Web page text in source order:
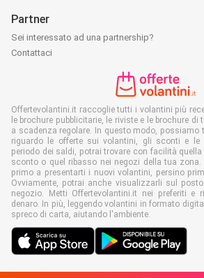
Partner
Sei interessato ad una partnership?
Contattaci
Offertevolantini.it raccoglie tutti i volantini più
le brochure pubblicitarie, le riviste e le brochure
a scadenza regolare. In questo modo, possiamo
riguardo le offerte sui volantini, gli sconti e le
periodo dei saldi, potrai trovare con facilità
sconto o quel ribasso nei negozi della tua
primo a presentarti i nuovi volantini, persino
Ovviamente, potrai anche visualizzarli sul
negozio. Metti Offertevolantini.it nei preferiti e
denaro. In più, leggendo volantini in formato
spreco di carta, aiutando l'ambiente.